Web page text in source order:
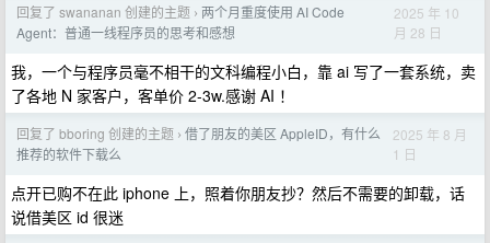
回复了 swananan 创建的主题 › 两个月重度使用 AI Code
Agent：普通一线程序员的思考和感想
2025 年 10
月 28 日
我，一个与程序员毫不相干的文科编程小白，靠 ai 写了一套系统，卖
了各地 N 家客户，客单价 2-3w.感谢 AI ！
回复了 bboring 创建的主题 › 借了朋友的美区 AppleID，有什么
推荐的软件下载么
2025 年 8 月
1 日
点开已购不在此 iphone 上，照着你朋友抄？然后不需要的卸载，话
说借美区 id 很迷